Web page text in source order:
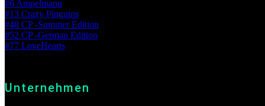
#6 Ampelmann
#13 Crazy Pinguins
#48 CP -Summer Edition
#52 CP -German Edition
#77 LoveHearts
Unternehmen